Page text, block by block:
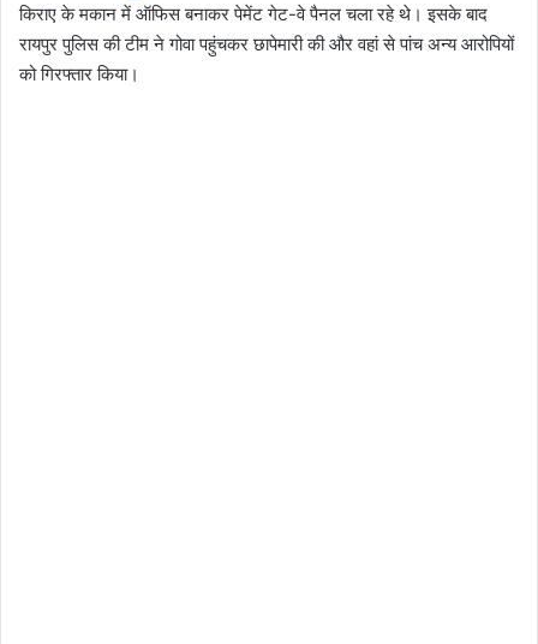
किराए के मकान में ऑफिस बनाकर पेमेंट गेट-वे पैनल चला रहे थे। इसके बाद
रायपुर पुलिस की टीम ने गोवा पहुंचकर छापेमारी की और वहां से पांच अन्य आरोपियों
को गिरफ्तार किया।